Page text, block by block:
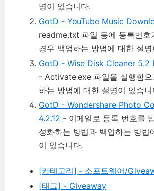
명이 있습니다.
GotD - YouTube Music
readme.txt 파일 등에 등록번호
경우 백업하는 방법에 대한 설
GotD - Wise Disk Cleaner 5.2
- Activate.exe 파일을 실행함으
하는 방법에 대한 설명이 있습니
GotD - Wondershare Photo
4.2.12 - 이메일로 등록 번호를
성화하는 방법과 백업하는 방법
이 있습니다.
[카테고리] - 소프트웨어/
[태그] - Giveaway